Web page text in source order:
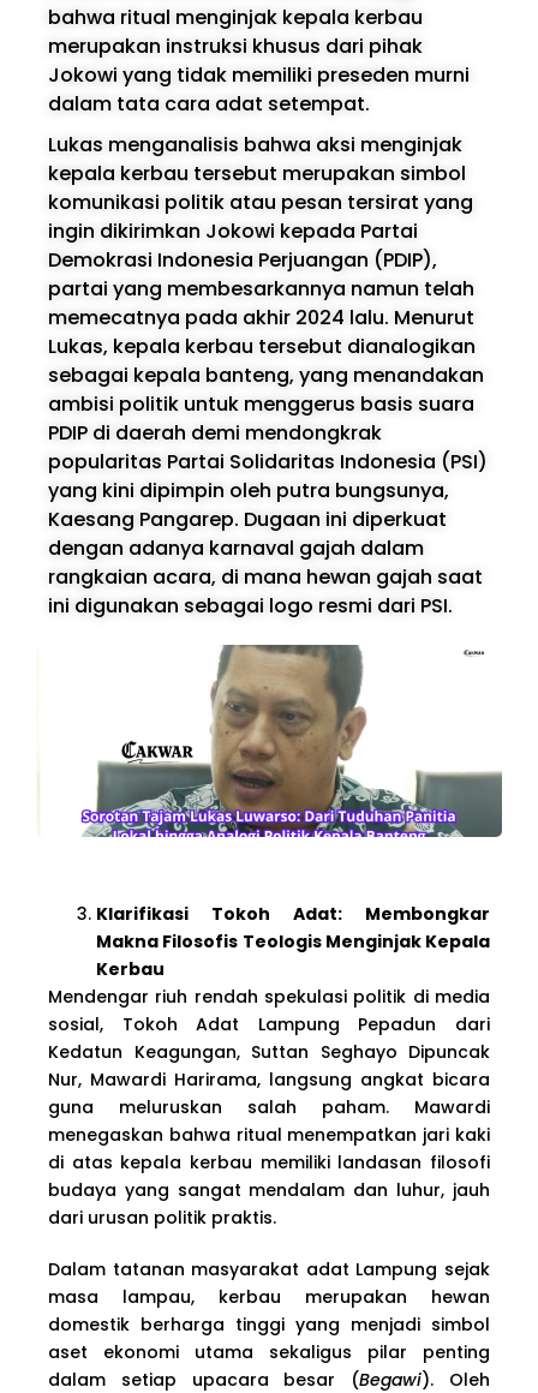
bahwa ritual menginjak kepala kerbau
merupakan instruksi khusus dari pihak
Jokowi yang tidak memiliki preseden murni
dalam tata cara adat setempat.
Lukas menganalisis bahwa aksi menginjak
kepala kerbau tersebut merupakan simbol
komunikasi politik atau pesan tersirat yang
ingin dikirimkan Jokowi kepada Partai
Demokrasi Indonesia Perjuangan (PDIP),
partai yang membesarkannya namun telah
memecatnya pada akhir 2024 lalu. Menurut
Lukas, kepala kerbau tersebut dianalogikan
sebagai kepala banteng, yang menandakan
ambisi politik untuk menggerus basis suara
PDIP di daerah demi mendongkrak
popularitas Partai Solidaritas Indonesia (PSI)
yang kini dipimpin oleh putra bungsunya,
Kaesang Pangarep. Dugaan ini diperkuat
dengan adanya karnaval gajah dalam
rangkaian acara, di mana hewan gajah saat
ini digunakan sebagai logo resmi dari PSI.
Klarifikasi Tokoh Adat: Membongkar
Makna Filosofis Teologis Menginjak Kepala
Kerbau
Mendengar riuh rendah spekulasi politik di media
sosial, Tokoh Adat Lampung Pepadun dari
Kedatun Keagungan, Suttan Seghayo Dipuncak
Nur, Mawardi Harirama, langsung angkat bicara
guna meluruskan salah paham. Mawardi
menegaskan bahwa ritual menempatkan jari kaki
di atas kepala kerbau memiliki landasan filosofi
budaya yang sangat mendalam dan luhur, jauh
dari urusan politik praktis.
Dalam tatanan masyarakat adat Lampung sejak
masa lampau, kerbau merupakan hewan
domestik berharga tinggi yang menjadi simbol
aset ekonomi utama sekaligus pilar penting
dalam setiap upacara besar (Begawi). Oleh